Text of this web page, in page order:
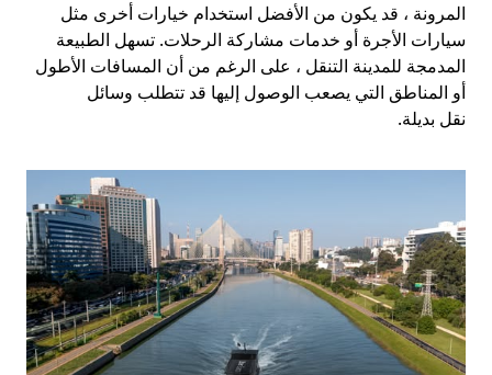
المرونة ، قد يكون من الأفضل استخدام خيارات أخرى مثل
سيارات الأجرة أو خدمات مشاركة الرحلات. تسهل الطبيعة
المدمجة للمدينة التنقل ، على الرغم من أن المسافات الأطول
أو المناطق التي يصعب الوصول إليها قد تتطلب وسائل
نقل بديلة.